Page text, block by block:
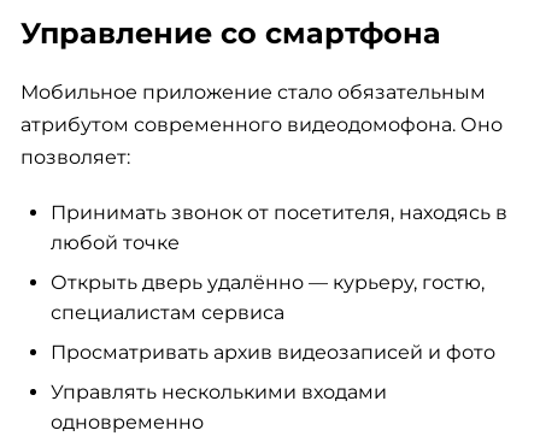
Управление со смартфона
Мобильное приложение стало обязательным
атрибутом современного видеодомофона. Оно
позволяет:
Принимать звонок от посетителя, находясь в
любой точке
Открыть дверь удалённо — курьеру, гостю,
специалистам сервиса
Просматривать архив видеозаписей и фото
Управлять несколькими входами
одновременно